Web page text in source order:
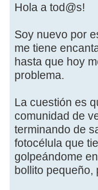
Hola a tod@s!
Soy nuevo por
me tiene
hasta que hoy
problema.
La cuestión es
comunidad de
terminando de
fotocélula que
golpeándome
bollito pequeño,